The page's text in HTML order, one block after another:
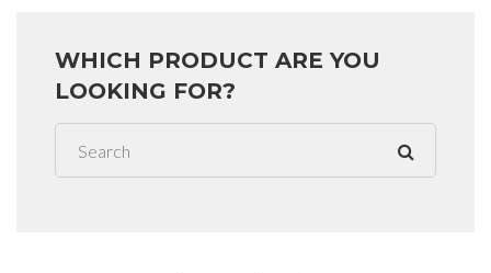
WHICH PRODUCT ARE YOU
LOOKING FOR?